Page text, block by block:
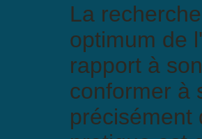
La
optimum de
rapport à
conformer à
précisément